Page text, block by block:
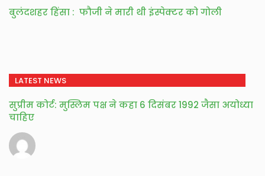
बुलंदशहर हिंसा : फौजी ने मारी थी इंस्पेक्टर को गोली
LATEST NEWS
सुप्रीम कोर्ट: मुस्लिम पक्ष ने कहा 6 दिसंबर 1992 जैसा अयोध्या
चाहिए